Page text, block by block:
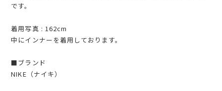
です。
着用写真 : 162cm
中にインナーを着用しております。
■ブランド
NIKE（ナイキ）